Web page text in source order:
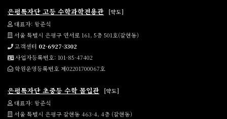
은평특자단 고등 수학과학전용관
[약도]
대표자: 왕준석
서울 특별시 은평구 연서로 161, 5층 501호(갈현동)
고객센터 02-6927-3302
사업자등록번호: 101-85-47402
학원운영등록번호 제02201700067호
은평특자단 초중등 수학 몰입관
[약도]
대표자: 왕준석
서울 특별시 은평구 갈현동 463-4, 4층 (갈현동)